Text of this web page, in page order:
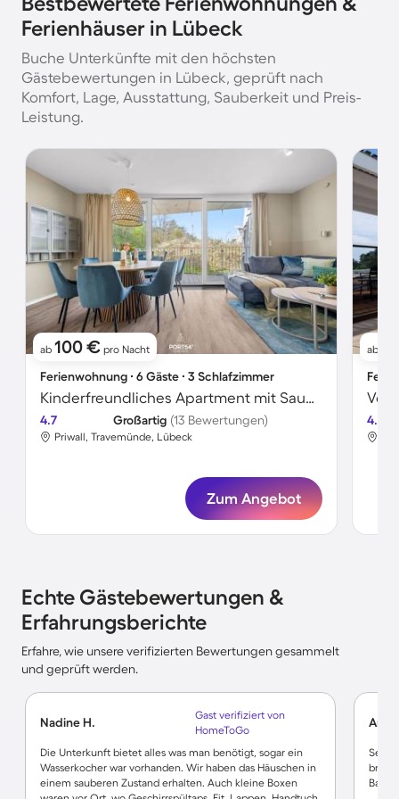
Ferienhäuser in Lübeck
Buche Unterkünfte mit den höchsten
Gästebewertungen in Lübeck, geprüft nach
Komfort, Lage, Ausstattung, Sauberkeit und Preis-
Leistung.
ab 100 € pro Nacht
Ferienwohnung ∙ 6 Gäste ∙ 3 Schlafzimmer
Kinderfreundliches Apartment mit Sauna, Terrasse und Garten | Nah am Strand | Ideal für Homeoffice | Haustiere erlaubt
4.7 Großartig (13 Bewertungen)
Priwall, Travemünde, Lübeck
Zum Angebot
ab
4.7
Echte Gästebewertungen &
Erfahrungsberichte
Erfahre, wie unsere verifizierten Bewertungen gesammelt
und geprüft werden.
Nadine H.
Gast verifiziert von
HomeToGo
Die Unterkunft bietet alles was man benötigt, sogar ein
Wasserkocher war vorhanden. Wir haben das Häuschen in
einem sauberen Zustand erhalten. Auch kleine Boxen
Sehr
Bad.